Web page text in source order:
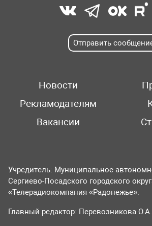
Отправить
Новости
Рекламодателям
Вакансии
Учредитель: Муниципальное
Сергиево-Посадского городского
«Телерадиокомпания «Радонежье».
Главный редактор: Перевозникова О.А.